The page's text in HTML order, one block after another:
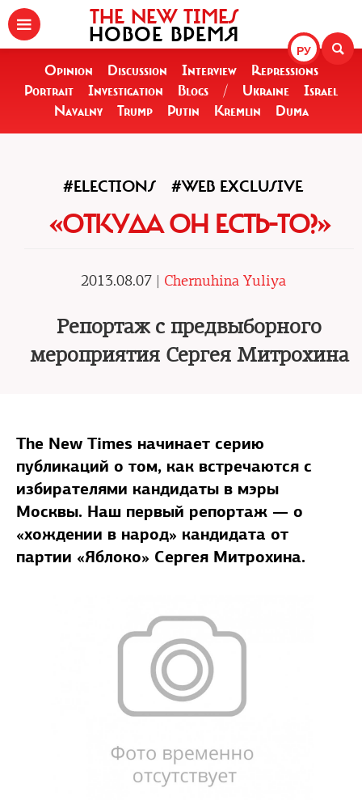
РУ
THE NEW TIMES
НОВОЕ ВРЕМЯ
Opinion Discussion Interview
Repressions
Portrait
Investigation Blogs / Ukraine
Israel
Navalny
Trump Putin Kremlin Duma
#ELECTIONS #WEB EXCLUSIVE
«ОТКУДА ОН ЕСТЬ-ТО?»
2013.08.07 | Chernuhina Yuliya
Репортаж с предвыборного
мероприятия Сергея Митрохина
The New Times начинает серию
публикаций о том, как встречаются с
избирателями кандидаты в мэры
Москвы. Наш первый репортаж — о
«хождении в народ» кандидата от
партии «Яблоко» Сергея Митрохина.